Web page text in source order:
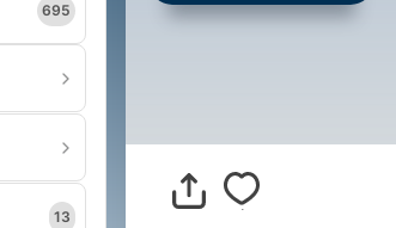
695
13